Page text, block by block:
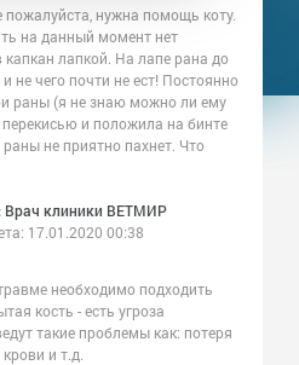
пожалуйста, нужна помощь коту.
на данный момент нет
лапкой. На лапе рана до
не чего почти не ест! Постоянно
раны (я не знаю можно ли ему
и положила на бинте
не приятно пахнет. Что
Врач клиники ВЕТМИР
17.01.2020 00:38
необходимо подходить
кость - есть угроза
такие проблемы как: потеря
и т.д.